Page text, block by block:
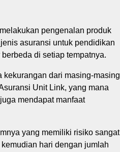
pengenalan produk
asuransi untuk pendidikan
di setiap tempatnya.
dari masing-masing
Unit Link, yang mana
mendapat manfaat
yang memiliki risiko sangat
hari dengan jumlah